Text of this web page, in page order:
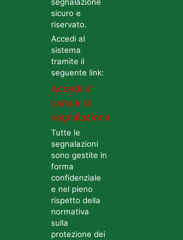
sicuro e
riservato.
Accedi al
sistema
tramite il
seguente link:
Accedi al
canale di
segnalazione
Tutte le
segnalazioni
sono gestite in
forma
confidenziale
e nel pieno
rispetto della
normativa
sulla
protezione dei